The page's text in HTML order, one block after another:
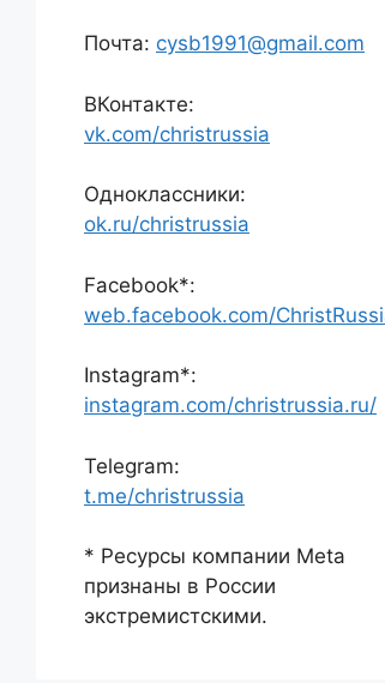
Почта: cysb1991@gmail.com
ВКонтакте:
vk.com/christrussia
Одноклассники:
ok.ru/christrussia
Facebook*:
web.facebook.com/
Instagram*:
instagram.com/christrussia.ru/
Telegram:
t.me/christrussia
* Ресурсы компании Meta
признаны в России
экстремистскими.